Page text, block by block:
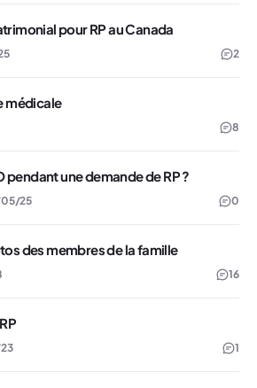
pour RP au Canada
2
médicale
8
pendant une demande de RP ?
25 0
des membres de la famille
16
1